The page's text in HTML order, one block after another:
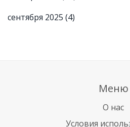
сентября 2025 (4)
Меню
О нас
Условия